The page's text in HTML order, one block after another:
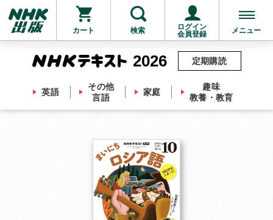
カート 検索
ログイン
会員登録
メニュー
2026
英語
その他
言語
家庭
趣味
教養・教育
定期購読
他にも商品を買う